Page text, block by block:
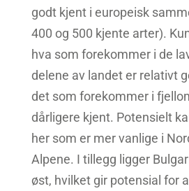
godt kjent i europeisk
400 og 500 kjente arter).
hva som forekommer i de
delene av landet er relativt
det som forekommer i
dårligere kjent. Potensielt
her som er mer vanlige i
Alpene. I tillegg ligger
øst, hvilket gir potensial for